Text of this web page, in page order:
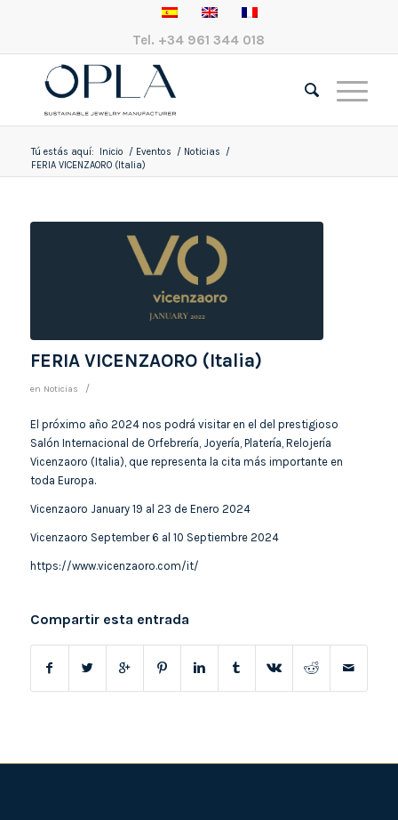
Tel. +34 961 344 018
Tú estás aquí: Inicio / Eventos / Noticias
/
FERIA VICENZAORO (Italia)
FERIA VICENZAORO (Italia)
en Noticias /
El próximo año 2024 nos podrá visitar en el del prestigioso
Salón Internacional de Orfebrería, Joyería, Platería, Relojería
Vicenzaoro (Italia), que representa la cita más importante en
toda Europa.
Vicenzaoro January 19 al 23 de Enero 2024
Vicenzaoro September 6 al 10 Septiembre 2024
https://www.vicenzaoro.com/it/
Compartir esta entrada